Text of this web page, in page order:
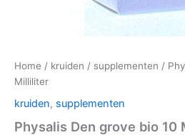
Home / kruiden / supplementen /
Milliliter
kruiden, supplementen
Physalis Den grove bio 10